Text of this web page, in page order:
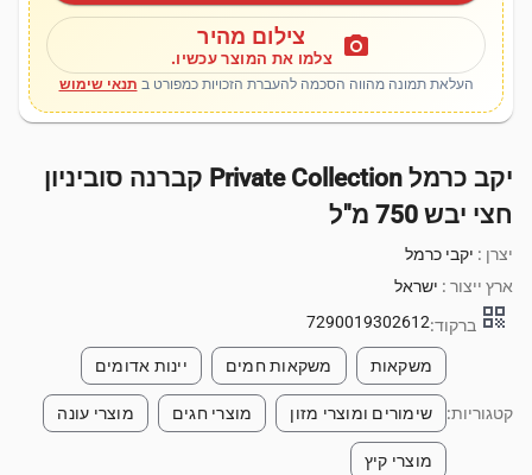
photo_camera צילום מהיר
צלמו את המוצר עכשיו.
העלאת תמונה מהווה הסכמה להעברת הזכויות כמפורט ב תנאי שימוש
יקב כרמל Private Collection קברנה סוביניון
חצי יבש 750 מ"ל
יצרן : יקבי כרמל
ארץ ייצור : ישראל
qr_code ברקוד:7290019302612
קטגוריות:
משקאות משקאות חמים יינות אדומים
שימורים ומוצרי מזון מוצרי חגים מוצרי עונה
מוצרי קיץ